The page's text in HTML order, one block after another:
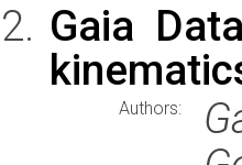
Gaia
Authors: